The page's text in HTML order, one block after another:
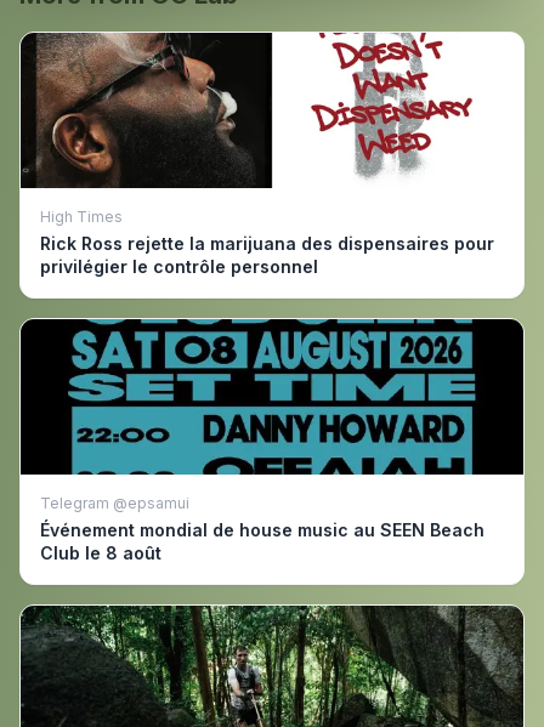
High Times
Rick Ross rejette la marijuana des dispensaires pour
privilégier le contrôle personnel
Telegram @epsamui
Événement mondial de house music au SEEN Beach
Club le 8 août